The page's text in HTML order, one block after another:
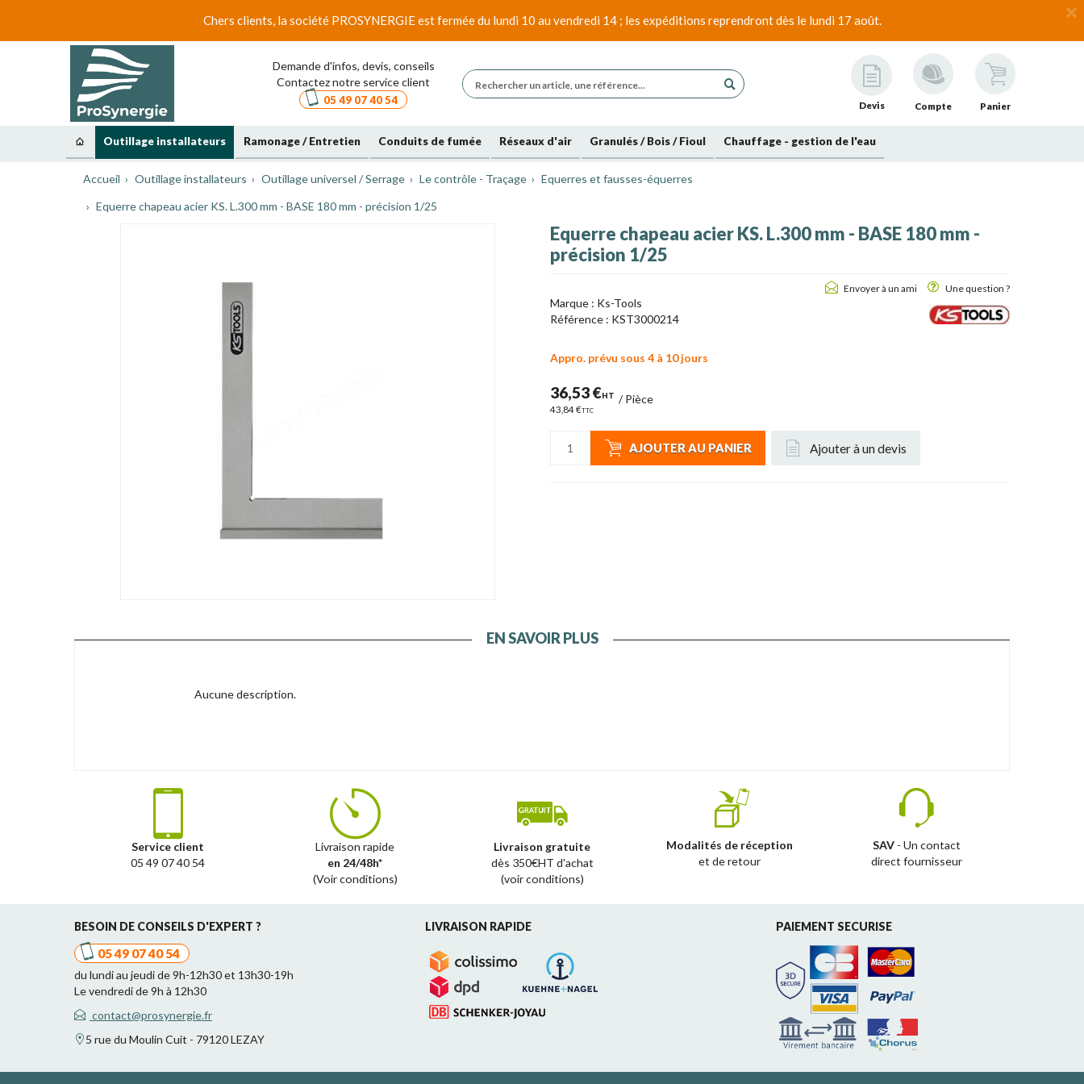
Chers clients, la société PROSYNERGIE est fermée du lundi 10 au vendredi 14 ; les expéditions reprendront dès le lundi 17 août.
Demande d'infos, devis, conseils
Contactez notre service client
05 49 07 40 54 Devis Compte Panier
Outillage installateurs Ramonage / Entretien Conduits de fumée Réseaux d'air Granulés / Bois / Fioul Chauffage - gestion de l'eau
Accueil Outillage installateurs Outillage universel / Serrage Le contrôle - Traçage
Equerres et fausses-équerres
Equerre chapeau acier KS. L.300 mm - BASE 180 mm - précision 1/25
Equerre chapeau acier KS. L.300 mm - BASE 180 mm -
précision 1/25
Envoyer à un ami Une question ?
Marque : Ks-Tools
Référence : KST3000214
Appro. prévu sous 4 à 10 jours
36,53 €HT
43,84 €TTC
/Pièce
AJOUTER AU PANIER Ajouter à un devis
EN SAVOIR PLUS
Aucune description.
Service client
05 49 07 40 54
Livraison rapide
en 24/48h*
(Voir conditions)
Livraison gratuite
dès 350€HT d'achat
(voir conditions)
Modalités de réception
et de retour
SAV- Un contact
direct fournisseur
BESOIN DE CONSEILS D'EXPERT ?
05 49 07 40 54
du lundi au jeudi de 9h-12h30 et 13h30-19h
Le vendredi de 9h à 12h30
contact@prosynergie.fr
5 rue du Moulin Cuit - 79120 LEZAY
LIVRAISON RAPIDE PAIEMENT SECURISE